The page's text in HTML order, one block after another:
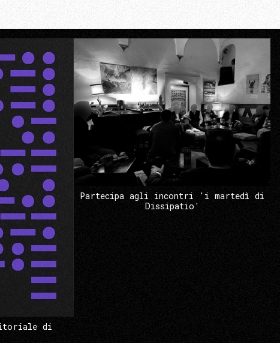
di
Partecipa agli incontri 'i martedì di
Dissipatio'